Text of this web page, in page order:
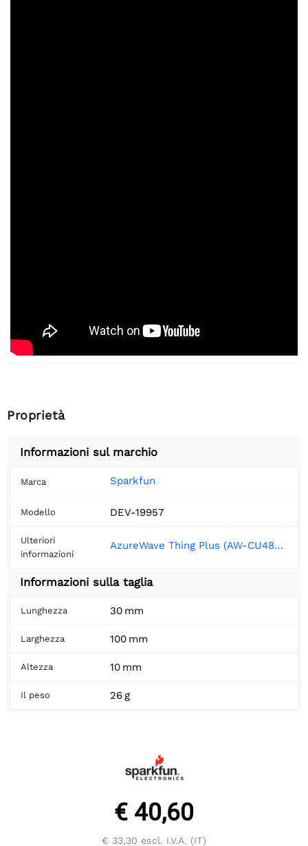
Proprietà
Informazioni sul marchio
Marca Sparkfun
Modello DEV-19957
Ulteriori
informazioni
AzureWave Thing Plus (AW-CU488) Hookup Guide - SparkFun Learn
Informazioni sulla taglia
Lunghezza 30 mm
Larghezza 100 mm
Altezza 10 mm
Il peso 26 g
€ 40,60
€ 33,30 escl. I.V.A. (IT)